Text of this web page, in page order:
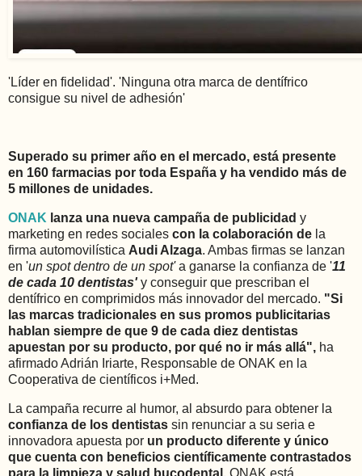
'Líder en fidelidad'. 'Ninguna otra marca de dentífrico
consigue su nivel de adhesión'
Superado su primer año en el mercado, está presente
en 160 farmacias por toda España y ha vendido más de
5 millones de unidades.
ONAK lanza una nueva campaña de publicidad y
marketing en redes sociales con la colaboración de la
firma automovilística Audi Alzaga. Ambas firmas se lanzan
en 'un spot dentro de un spot'a ganarse la confianza de '11
de cada 10 dentistas'y conseguir que prescriban el
dentífrico en comprimidos más innovador del mercado. "Si
las marcas tradicionales en sus promos publicitarias
hablan siempre de que 9 de cada diez dentistas
apuestan por su producto, por qué no ir más allá", ha
afirmado Adrián Iriarte, Responsable de ONAK en la
Cooperativa de científicos i+Med.
La campaña recurre al humor, al absurdo para obtener la
confianza de los dentistas sin renunciar a su seria e
innovadora apuesta por un producto diferente y único
que cuenta con beneficios científicamente contrastados
para la limpieza y salud bucodental. ONAK está